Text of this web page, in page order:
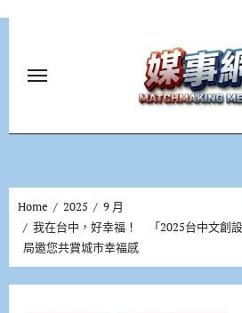
Home 2025
9 月
我在台中，好幸福！ 「2025台中文創
局邀您共賞城市幸福感